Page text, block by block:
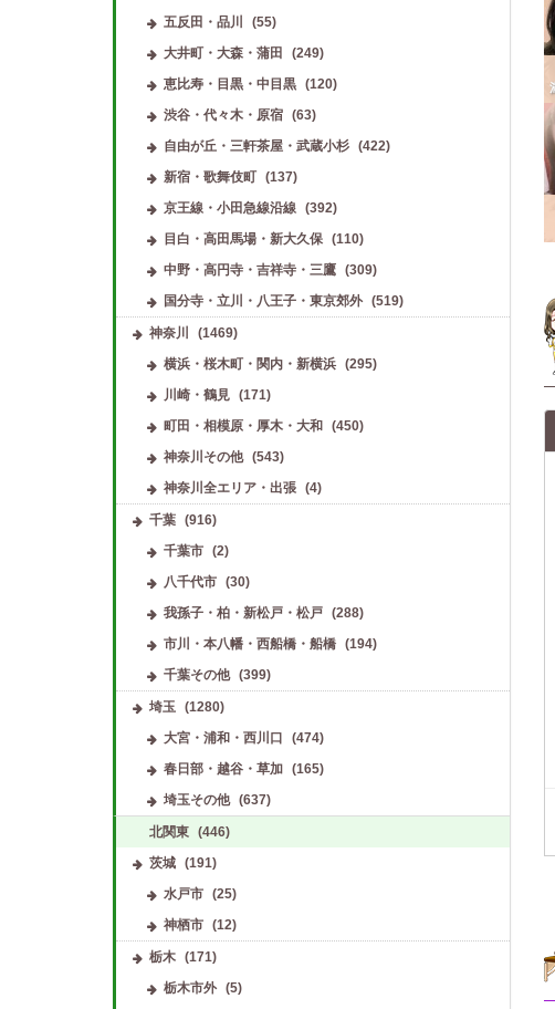
五反田・品川
(55)
大井町・大森・蒲田
(249)
恵比寿・目黒・中目黒
(120)
渋谷・代々木・原宿
(63)
自由が丘・三軒茶屋・武蔵小杉
(422)
新宿・歌舞伎町
(137)
京王線・小田急線沿線
(392)
目白・高田馬場・新大久保
(110)
中野・高円寺・吉祥寺・三鷹
(309)
国分寺・立川・八王子・東京郊外
(519)
神奈川
(1469)
横浜・桜木町・関内・新横浜
(295)
川崎・鶴見
(171)
町田・相模原・厚木・大和
(450)
神奈川その他
(543)
神奈川全エリア・出張
(4)
千葉 (916)
千葉市
(2)
八千代市
(30)
我孫子・柏・新松戸・松戸
(288)
市川・本八幡・西船橋・船橋
(194)
千葉その他
(399)
埼玉
(1280)
大宮・浦和・西川口
(474)
春日部・越谷・草加
(165)
埼玉その他
(637)
北関東 (446)
茨城 (191)
水戸市
(25)
神栖市
(12)
栃木 (171)
栃木市外
(5)